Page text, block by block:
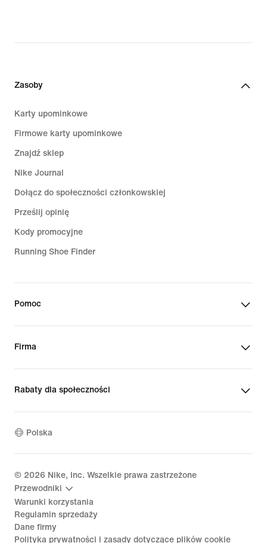
Zasoby
Karty upominkowe
Firmowe karty upominkowe
Znajdź sklep
Nike Journal
Dołącz do społeczności członkowskiej
Prześlij opinię
Kody promocyjne
Running Shoe Finder
Pomoc
Firma
Rabaty dla społeczności
Polska
© 2026 Nike, Inc. Wszelkie prawa zastrzeżone
Przewodniki
Warunki korzystania
Regulamin sprzedaży
Dane firmy
Polityka prywatności i zasady dotyczące plików cookie